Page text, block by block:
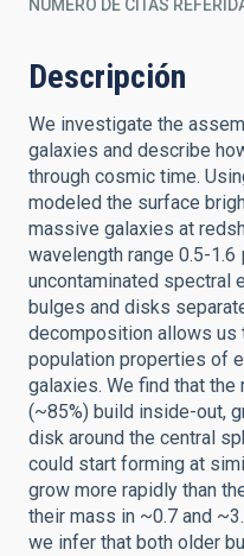
NÚMERO DE CITAS
Descripción
We investigate the
galaxies and describe
through cosmic time.
modeled the surface
massive galaxies at
wavelength range 0.5-1.6
uncontaminated spectral
bulges and disks
decomposition allows us
population properties of
galaxies. We find that
(~85%) build inside-out,
disk around the central
could start forming at
grow more rapidly than
their mass in ~0.7 and
we infer that both older